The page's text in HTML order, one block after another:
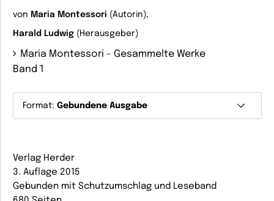
von Maria Montessori (Autorin),
Harald Ludwig (Herausgeber)
Maria Montessori - Gesammelte Werke
Band 1
Format: Gebundene Ausgabe
Verlag Herder
3. Auflage 2015
Gebunden mit Schutzumschlag und Leseband